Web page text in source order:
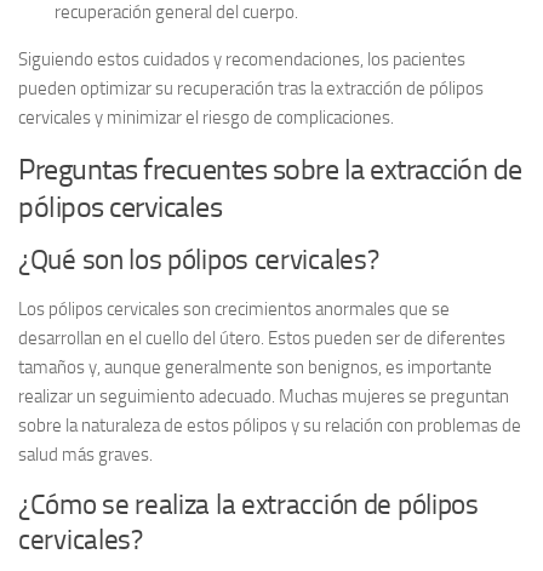
recuperación general del cuerpo.
Siguiendo estos cuidados y recomendaciones, los pacientes
pueden optimizar su recuperación tras la extracción de pólipos
cervicales y minimizar el riesgo de complicaciones.
Preguntas frecuentes sobre la extracción de
pólipos cervicales
¿Qué son los pólipos cervicales?
Los pólipos cervicales son crecimientos anormales que se
desarrollan en el cuello del útero. Estos pueden ser de diferentes
tamaños y, aunque generalmente son benignos, es importante
realizar un seguimiento adecuado. Muchas mujeres se preguntan
sobre la naturaleza de estos pólipos y su relación con problemas de
salud más graves.
¿Cómo se realiza la extracción de pólipos
cervicales?